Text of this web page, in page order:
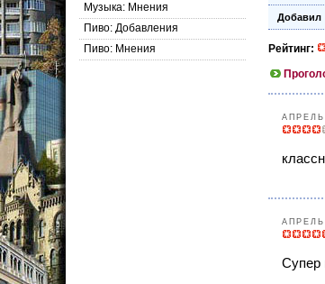
Музыка: Мнения
Пиво: Добавления
Пиво: Мнения
Добавил
Рейтинг:
АПРЕЛЬ
АПРЕЛЬ
Супер